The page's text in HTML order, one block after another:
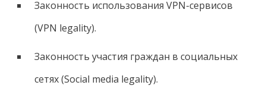
Законность использования VPN-сервисов
(VPN legality).
Законность участия граждан в социальных
сетях (Social media legality).